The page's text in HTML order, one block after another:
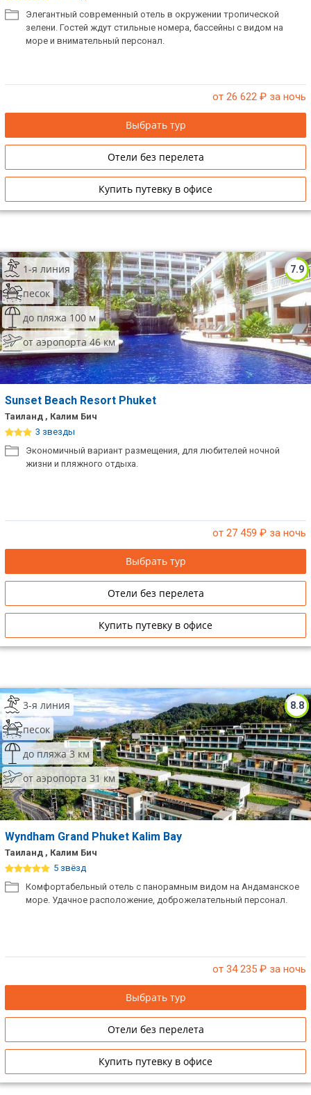
Элегантный современный отель в окружении тропической
зелени. Гостей ждут стильные номера, бассейны с видом на
море и внимательный персонал.
от 26 622 ₽ за ночь
Выбрать тур
Отели без перелета
Купить путевку в офисе
7.9
1-я линия
песок
до пляжа 100 м
от аэропорта 46 км
Sunset Beach Resort Phuket
Таиланд , Калим Бич
3 звезды
Экономичный вариант размещения, для любителей ночной
жизни и пляжного отдыха.
от 27 459 ₽ за ночь
Выбрать тур
Отели без перелета
Купить путевку в офисе
8.8
3-я линия
песок
до пляжа 3 км
от аэропорта 31 км
Wyndham Grand Phuket Kalim Bay
Таиланд , Калим Бич
5 звёзд
Комфортабельный отель с панорамным видом на Андаманское
море. Удачное расположение, доброжелательный персонал.
от 34 235 ₽ за ночь
Выбрать тур
Отели без перелета
Купить путевку в офисе
Сетевые отели Бали
Сетевые отели Сейшел